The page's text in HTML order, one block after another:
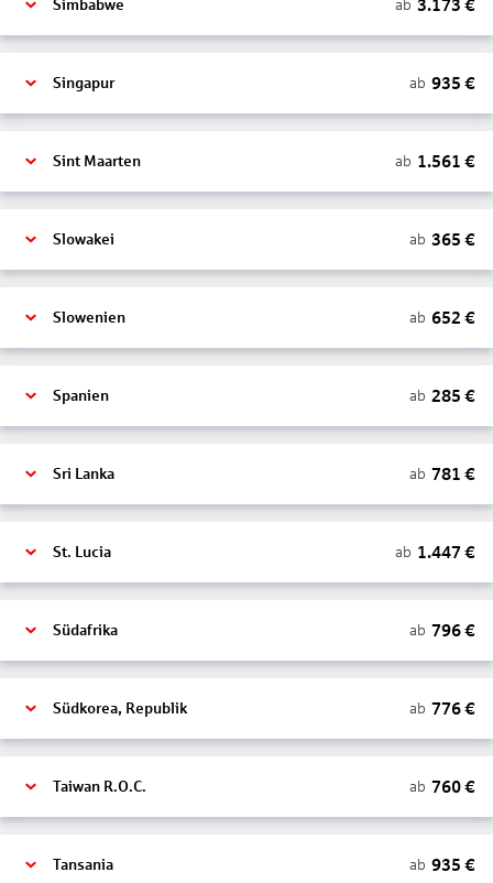
Simbabwe ab 3.173 €
Singapur ab 935 €
Sint Maarten ab 1.561 €
Slowakei ab 365 €
Slowenien ab 652 €
Spanien ab 285 €
Sri Lanka ab 781 €
St. Lucia ab 1.447 €
Südafrika ab 796€
Südkorea, Republik ab 776€
Taiwan R.O.C. ab 760€
Tansania ab 935 €